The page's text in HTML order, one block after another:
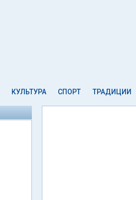
КУЛЬТУРА СПОРТ ТРАДИЦИИ